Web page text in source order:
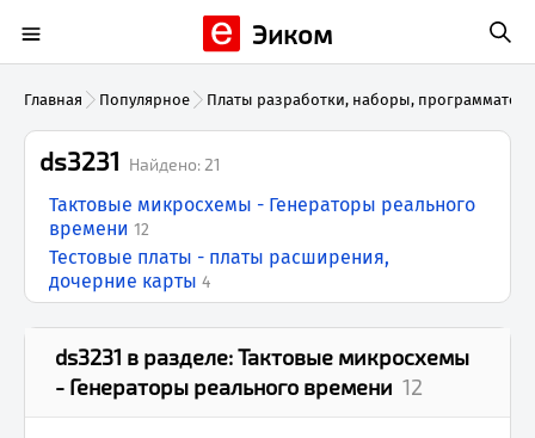
Эиком
Главная Популярное Платы разработки, наборы,
ds3231 Найдено: 21
Тактовые микросхемы - Генераторы реального
времени 12
Тестовые платы - платы расширения,
дочерние карты 4
ds3231 в разделе:Тактовые микросхемы
- Генераторы реального времени 12